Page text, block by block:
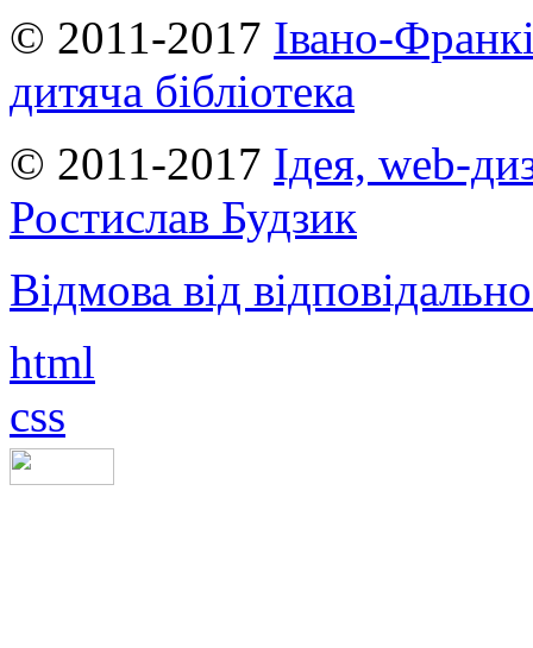
© 2011-2017 Івано-
дитяча бібліотека
© 2011-2017 Ідея, web-
Ростислав Будзик
Відмова від
html
css